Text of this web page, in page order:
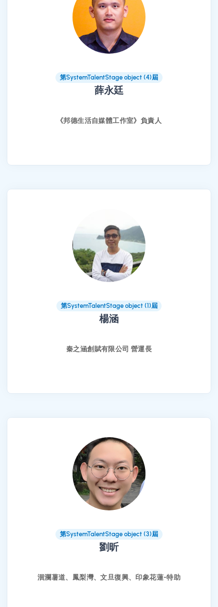
第SystemTalentStage object (4)屆
薛永廷
《邦德生活自媒體工作室》負責人
第SystemTalentStage object (1)屆
楊涵
秦之涵創賦有限公司 營運長
第SystemTalentStage object (3)屆
劉昕
洄瀾薯道、鳳梨灣、文旦復興、印象花蓮-特助